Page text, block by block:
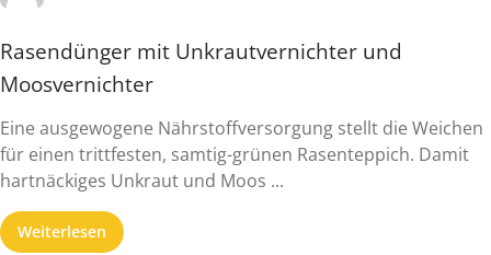
Rasendünger mit Unkrautvernichter und
Moosvernichter
Eine ausgewogene Nährstoffversorgung stellt die Weichen
für einen trittfesten, samtig-grünen Rasenteppich. Damit
hartnäckiges Unkraut und Moos ...
Weiterlesen